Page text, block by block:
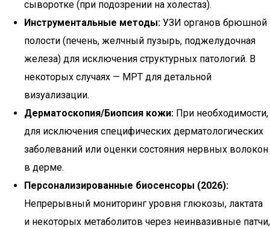
сыворотке (при подозрении на холестаз).
Инструментальные методы: УЗИ органов брюшной
полости (печень, желчный пузырь, поджелудочная
железа) для исключения структурных патологий. В
некоторых случаях — МРТ для детальной
визуализации.
Дерматоскопия/Биопсия кожи: При необходимости,
для исключения специфических дерматологических
заболеваний или оценки состояния нервных волокон
в дерме.
Персонализированные биосенсоры (2026):
Непрерывный мониторинг уровня глюкозы, лактата
и некоторых метаболитов через неинвазивные патчи,